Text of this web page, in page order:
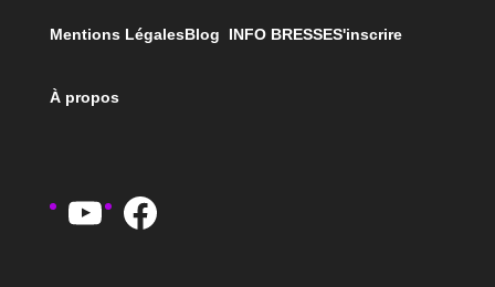
Mentions LégalesBlog INFO BRESSES'inscrire
À propos
YouTube
Facebook